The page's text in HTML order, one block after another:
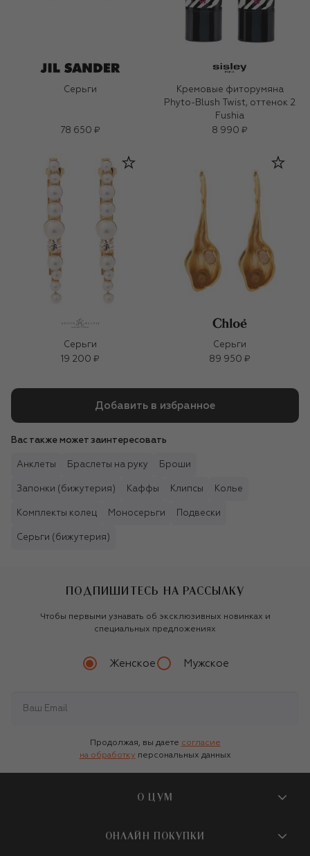
Серьги
78 650 ₽
Кремовые фиторумяна
Phyto-Blush Twist, оттенок 2
Fushia
8 990 ₽
Серьги
19 200 ₽
Серьги
89 950 ₽
Добавить в избранное
Вас также может заинтересовать
Анклеты Браслеты на руку Броши
Запонки (бижутерия) Каффы Клипсы Колье
Комплекты колец Моносерьги Подвески
Серьги (бижутерия)
ПОДПИШИТЕСЬ НА РАССЫЛКУ
Чтобы первыми узнавать об эксклюзивных новинках и
специальных предложениях
Женское Мужское
Продолжая, вы даете согласие
на обработку персональных данных
О ЦУМ
О магазине
ОНЛАЙН ПОКУПКИ